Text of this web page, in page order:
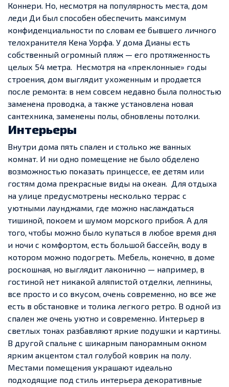
Коннери. Но, несмотря на популярность места, дом
леди Ди был способен обеспечить максимум
конфиденциальности по словам ее бывшего личного
телохранителя Кена Уорфа. У дома Дианы есть
собственный огромный пляж — его протяженность
целых 54 метра. Несмотря на «преклонные» годы
строения, дом выглядит ухоженным и продается
после ремонта: в нем совсем недавно была полностью
заменена проводка, а также установлена новая
сантехника, заменены полы, обновлены потолки.
Интерьеры
Внутри дома пять спален и столько же ванных
комнат. И ни одно помещение не было обделено
возможностью показать принцессе, ее детям или
гостям дома прекрасные виды на океан. Для отдыха
на улице предусмотрены несколько террас с
уютными лаунджами, где можно наслаждаться
тишиной, покоем и шумом морского прибоя. А для
того, чтобы можно было купаться в любое время дня
и ночи с комфортом, есть большой бассейн, воду в
котором можно подогреть. Мебель, конечно, в доме
роскошная, но выглядит лаконично — например, в
гостиной нет никакой аляпистой отделки, лепнины,
все просто и со вкусом, очень современно, но все же
есть в обстановке и толика легкого ретро. В одной из
спален же очень уютно и современно. Интерьер в
светлых тонах разбавляют яркие подушки и картины.
В другой спальне с шикарным панорамным окном
ярким акцентом стал голубой коврик на полу.
Местами помещения украшают идеально
подходящие под стиль интерьера декоративные